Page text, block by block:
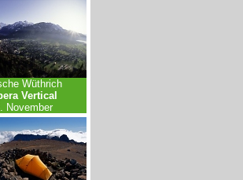
Wüthrich
Vertical
November